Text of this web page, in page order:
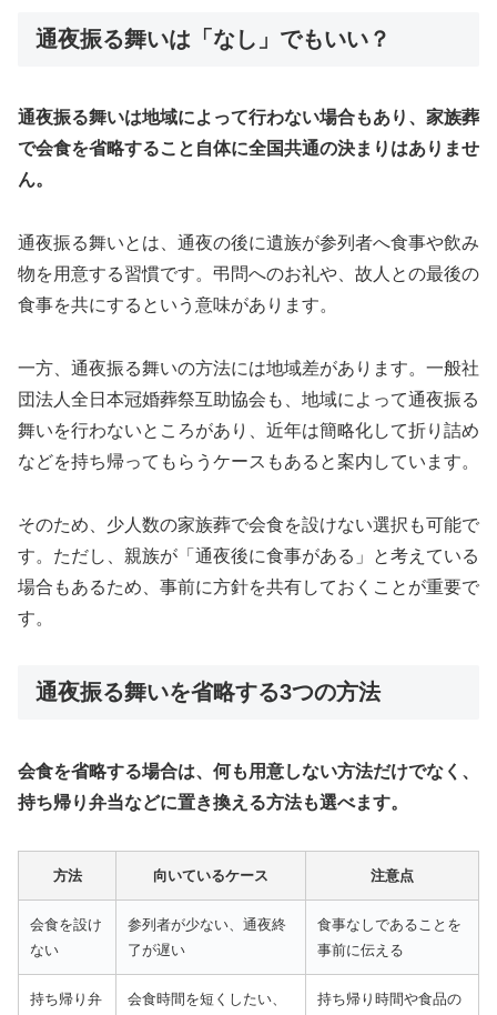
通夜振る舞いは「なし」でもいい？
通夜振る舞いは地域によって行わない場合もあり、家族葬
で会食を省略すること自体に全国共通の決まりはありませ
ん。
通夜振る舞いとは、通夜の後に遺族が参列者へ食事や飲み
物を用意する習慣です。弔問へのお礼や、故人との最後の
食事を共にするという意味があります。
一方、通夜振る舞いの方法には地域差があります。一般社
団法人全日本冠婚葬祭互助協会も、地域によって通夜振る
舞いを行わないところがあり、近年は簡略化して折り詰め
などを持ち帰ってもらうケースもあると案内しています。
そのため、少人数の家族葬で会食を設けない選択も可能で
す。ただし、親族が「通夜後に食事がある」と考えている
場合もあるため、事前に方針を共有しておくことが重要で
す。
通夜振る舞いを省略する3つの方法
会食を省略する場合は、何も用意しない方法だけでなく、
持ち帰り弁当などに置き換える方法も選べます。
方法 向いているケース 注意点
会食を設け
ない
参列者が少ない、通夜終
了が遅い
食事なしであることを
事前に伝える
持ち帰り弁
会食時間を短くしたい、
持ち帰り時間や食品の